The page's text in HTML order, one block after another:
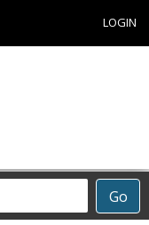
LOGIN
Go